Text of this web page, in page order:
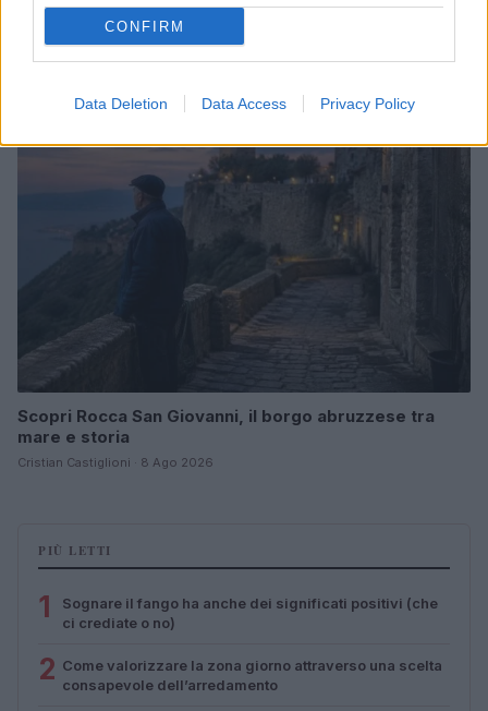
CONFIRM
Data Deletion Data Access Privacy Policy
Copenhagen Fashion Week SS27: le novità che stanno
rivoluzionando la moda
Cristian Castiglioni · 8 Ago 2026
LIFESTYLE
Scopri Rocca San Giovanni, il borgo abruzzese tra
mare e storia
Cristian Castiglioni · 8 Ago 2026
PIÙ LETTI
1
Sognare il fango ha anche dei significati positivi (che
ci crediate o no)
2 Come valorizzare la zona giorno attraverso una scelta
consapevole dell’arredamento